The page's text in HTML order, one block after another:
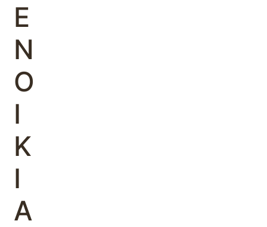
Ε
Ν
Ο
Ι
Κ
Ι
Α